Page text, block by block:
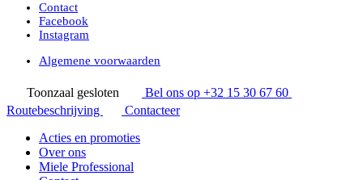
Contact
Facebook
Instagram
Algemene voorwaarden
Toonzaal gesloten
Bel ons op +32 15 30 67 60
Routebeschrijving
Contacteer
Acties en promoties
Over ons
Miele Professional